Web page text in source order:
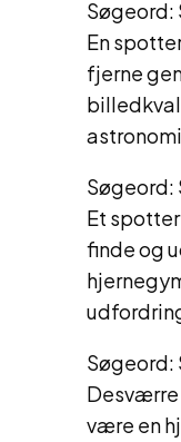
Søgeord:
En
fjerne
Søgeord:
Et
finde og
Desværre
være en